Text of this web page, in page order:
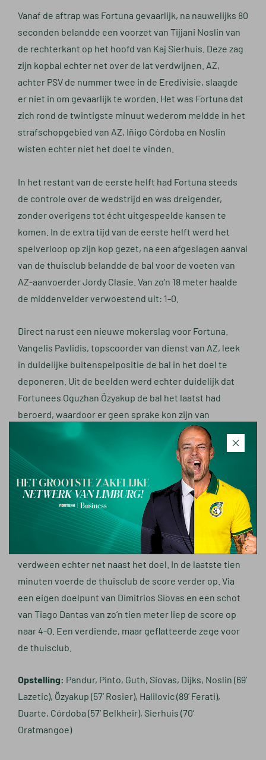
Vanaf de aftrap was Fortuna gevaarlijk, na nauwelijks 80
seconden belandde een voorzet van Tijjani Noslin van
de rechterkant op het hoofd van Kaj Sierhuis. Deze zag
zijn kopbal echter net over de lat verdwijnen. AZ,
achter PSV de nummer twee in de Eredivisie, slaagde
er niet in om gevaarlijk te worden. Het was Fortuna dat
zich rond de twintigste minuut wederom meldde in het
strafschopgebied van AZ, Iñigo Córdoba en Noslin
wisten echter niet het doel te vinden.
In het restant van de eerste helft had Fortuna steeds
de controle over de wedstrijd en was dreigender,
zonder overigens tot écht uitgespeelde kansen te
komen. In de extra tijd van de eerste helft werd het
spelverloop op zijn kop gezet, na een afgeslagen aanval
van de thuisclub belandde de bal voor de voeten van
AZ-aanvoerder Jordy Clasie. Van zo’n 18 meter haalde
de middenvelder verwoestend uit: 1-0.
Direct na rust een nieuwe mokerslag voor Fortuna.
Vangelis Pavlidis, topscoorder van dienst van AZ, leek
in duidelijke buitenspelpositie de bal in het doel te
deponeren. Uit de beelden werd echter duidelijk dat
Fortunees Oguzhan Özyakup de bal het laatst had
beroerd, waardoor er geen sprake kon zijn van
Zonder goed te spelen had de thuisclub de kloof
gemaakt. Fortuna kon na de nieuwe opdoffer geen
échte vuist meer maken, alleen invaller Mouhamed
Belkheir was dicht bij de aansluitingstreffer. De
Algerijn reageerde attent op een lange bal van een
andere invaller, Loreintz Rosier. De inzet van Belkheir
verdween echter net naast het doel. In de laatste tien
minuten voerde de thuisclub de score verder op. Via
een eigen doelpunt van Dimitrios Siovas en een schot
van Tiago Dantas van zo’n tien meter liep de score op
naar 4-0. Een verdiende, maar geflatteerde zege voor
de thuisclub.
Opstelling: Pandur, Pinto, Guth, Siovas, Dijks, Noslin (69’
Lazetic), Özyakup (57’ Rosier), Halilovic (89’ Ferati),
Duarte, Córdoba (57’ Belkheir), Sierhuis (70’
Oratmangoe)